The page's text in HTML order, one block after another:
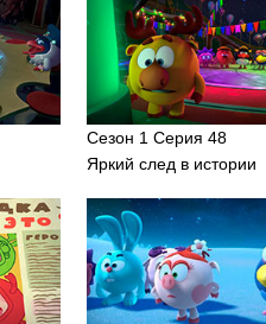
Сезон 1 Серия 48
Яркий след в истории